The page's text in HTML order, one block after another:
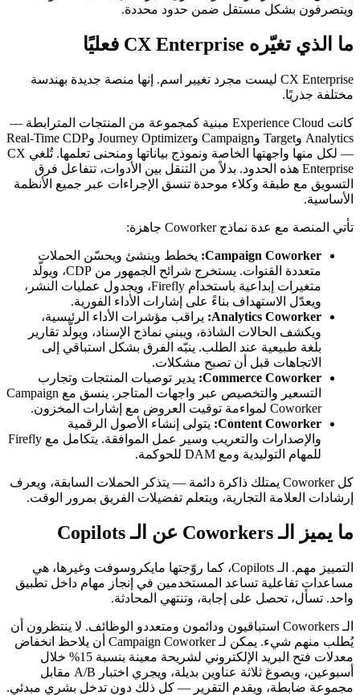
ويتصرفون بشكل مستقل ضمن حدود محددة.
ما الذي تغيّره CX Enterprise فعليًا
CX Enterprise ليست مجرد تغيير اسم. إنها منصة جديدة بهندسة
مختلفة جذريًا.
كانت Experience Cloud مبنية كمجموعة من المنتجات المترابطة —
Analytics وTarget وCampaign وJourney Optimizer وReal-Time CDP
— لكل منها واجهتها الخاصة ونموذج بياناتها ومنحنى تعلمها. تُلغي CX
Enterprise هذه الحدود. بدلاً من التنقل بين الأدوات، تتفاعل فرق
التسويق مع طبقة وكلاء موحدة تنسق الإجراءات عبر جميع الأنظمة
الأساسية.
تأتي المنصة مع عدة نماذج Coworker جاهزة:
Campaign Coworker: يخطط وينشئ ويحسّن الحملات
متعددة القنوات. يستخرج شرائح الجمهور من CDP، ويولّد
متغيرات إبداعية باستخدام Firefly، ويجدول عمليات النشر،
ويعدّل الاستهداف بناءً على إشارات الأداء الفورية.
Analytics Coworker: يراقب مؤشرات الأداء الرئيسية،
ويكشف الحالات الشاذة، ويبني نماذج الإسناد، ويولّد تقارير
بلغة طبيعية عند الطلب. ينبّه الفرق بشكل استباقي إلى
الاتجاهات قبل أن تصبح مشكلات.
Commerce Coworker: يدير توصيات المنتجات وتجارب
التسعير والتخصيص عبر واجهات المتاجر. ينسق مع Campaign
Coworker لمواءمة توقيت العروض مع إشارات المخزون.
Content Coworker: يتولى إنشاء الأصول الرقمية
والإصدارات والتعريب وسير عمل الموافقة. يتكامل مع Firefly
للمهام التوليدية ومع DAM للحوكمة.
كل Coworker يمتلك ذاكرة دائمة — يتذكر الحملات السابقة، ويعرف
إرشادات العلامة التجارية، ويتعلم تفضيلات الفريق بمرور الوقت.
ما يميز الـ Coworkers عن الـ Copilots
التمييز مهم. الـ Copilots، كما روّجتها مايكروسوفت وغيرها، هي
مساعدات تفاعلية تساعد المستخدمين في إنجاز مهام داخل تطبيق
واحد. تسأل، تحصل على إجابة، وتنتهي المحادثة.
الـ Coworkers استباقيون ودائمون ومتعددو الوظائف. لا ينتظرون أن
يُطلب منهم شيء. يمكن لـ Campaign Coworker أن يلاحظ انخفاض
معدلات فتح البريد الإلكتروني لشريحة معينة بنسبة 15% خلال
أسبوعين، ويصوغ ثلاثة عناوين بديلة، ويجري اختبار A/B مقابل
مجموعة ضابطة، ويقدم التقرير — كل ذلك دون تدخل بشري مبدئي.